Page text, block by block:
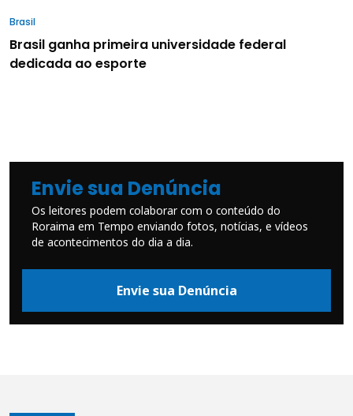
Brasil
Brasil ganha primeira universidade federal
dedicada ao esporte
Envie sua Denúncia
Os leitores podem colaborar com o conteúdo do
Roraima em Tempo enviando fotos, notícias, e vídeos
de acontecimentos do dia a dia.
Envie sua Denúncia